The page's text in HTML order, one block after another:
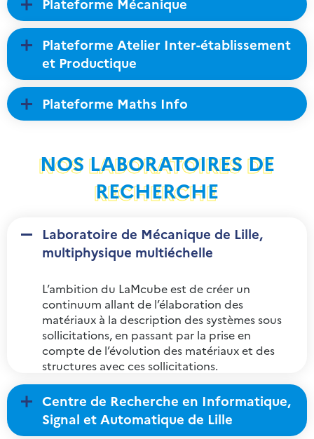
Plateforme Atelier Inter-établissement
et Productique
Plateforme Maths Info
NOS LABORATOIRES DE
RECHERCHE
Laboratoire de Mécanique de Lille,
multiphysique multiéchelle
L’ambition du LaMcube est de créer un
continuum allant de l’élaboration des
matériaux à la description des systèmes sous
sollicitations, en passant par la prise en
compte de l’évolution des matériaux et des
structures avec ces sollicitations.
Centre de Recherche en Informatique,
Signal et Automatique de Lille